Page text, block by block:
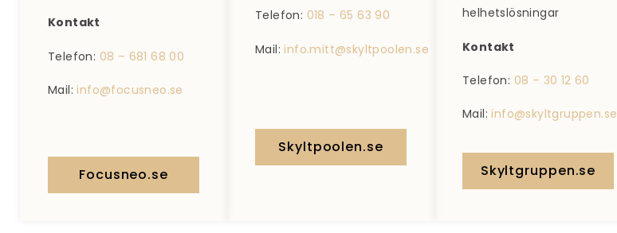
Kontakt
Telefon: 08 – 681 68 00
Mail:info@focusneo.se
Focusneo.se
Telefon: 018 – 65 63 90
Mail:info.mitt@skyltpoolen.se​​​​​​​
Skyltpoolen.se
helhetslösningar
Kontakt
Telefon: 08 – 30 12 60
Mail:info@skyltgruppen.se
Skyltgruppen.se